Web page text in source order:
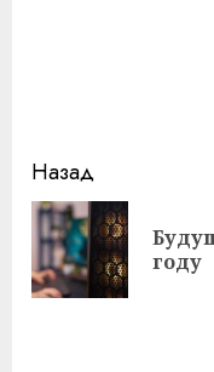
Продолжить
чтение
Назад
году